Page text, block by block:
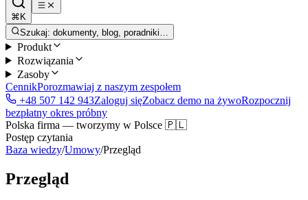
⌘K
Szukaj: dokumenty, blog, poradniki…
Produkt
Rozwiązania
Zasoby
CennikPorozmawiaj z naszym zespołem
+48 507 142 943Zaloguj sięZobacz demo na żywoRozpocznij
bezpłatny okres próbny
Polska firma — tworzymy w Polsce 🇵🇱
Postęp czytania
Baza wiedzy/Umowy/Przegląd
Przegląd